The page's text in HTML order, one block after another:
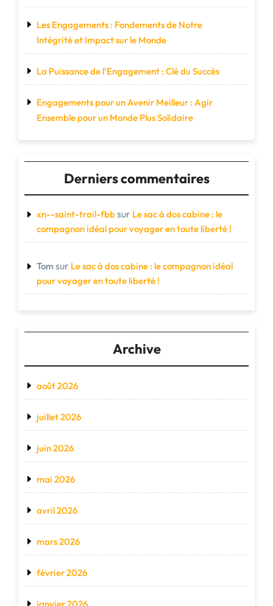
Les Engagements : Fondements de Notre
Intégrité et Impact sur le Monde
La Puissance de l’Engagement : Clé du Succès
Engagements pour un Avenir Meilleur : Agir
Ensemble pour un Monde Plus Solidaire
Derniers commentaires
xn--saint-trail-fbbsur Le sac à dos cabine : le
compagnon idéal pour voyager en toute liberté !
Tom sur Le sac à dos cabine : le compagnon idéal
pour voyager en toute liberté !
Archive
août 2026
juillet 2026
juin 2026
mai 2026
avril 2026
mars 2026
février 2026